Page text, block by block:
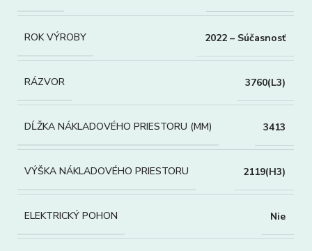
ROK VÝROBY 2022 – Súčasnosť
RÁZVOR 3760(L3)
DĹŽKA NÁKLADOVÉHO PRIESTORU (MM) 3413
VÝŠKA NÁKLADOVÉHO PRIESTORU 2119(H3)
ELEKTRICKÝ POHON Nie